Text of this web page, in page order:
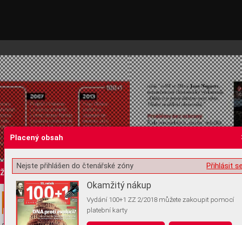
Žádost o souhlas s ukládáním volitelných informací
Placený obsah
Přihlásit
Nejste přihlášen do čtenářské zóny
Okamžitý nákup
Vydání 100+1 ZZ 2/2018 můžete zakoupit pomocí
platební karty